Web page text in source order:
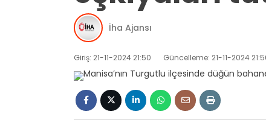
İha Ajansı
Giriş: 21-11-2024 21:50 Güncelleme: 21-11-2024